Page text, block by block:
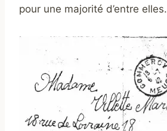
pour une majorité d’entre elles.